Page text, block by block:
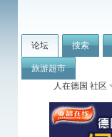
论坛 搜索
旅游超市
人在德国 社区